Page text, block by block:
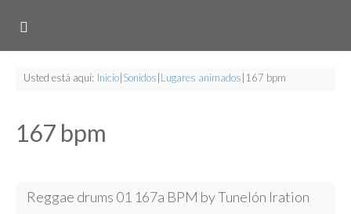
Usted está aquí: Inicio Sonidos Lugares animados 167 bpm
167 bpm
Reggae drums 01 167a BPM by Tunelón Iration